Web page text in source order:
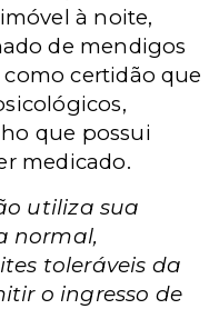
à noite,
de mendigos
certidão que
que possui
medicado.
utiliza sua
normal,
toleráveis da
o ingresso de